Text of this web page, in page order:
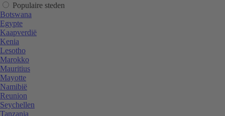
Populaire steden
Botswana
Egypte
Kaapverdië
Kenia
Lesotho
Marokko
Mauritius
Mayotte
Namibië
Reunion
Seychellen
Tanzania